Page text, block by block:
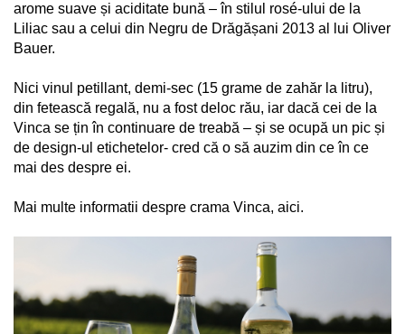
arome suave și aciditate bună – în stilul rosé-ului de la
Liliac sau a celui din Negru de Drăgășani 2013 al lui Oliver
Bauer.
Nici vinul petillant, demi-sec (15 grame de zahăr la litru),
din fetească regală, nu a fost deloc rău, iar dacă cei de la
Vinca se țin în continuare de treabă – și se ocupă un pic și
de design-ul etichetelor- cred că o să auzim din ce în ce
mai des despre ei.
Mai multe informatii despre crama Vinca, aici.